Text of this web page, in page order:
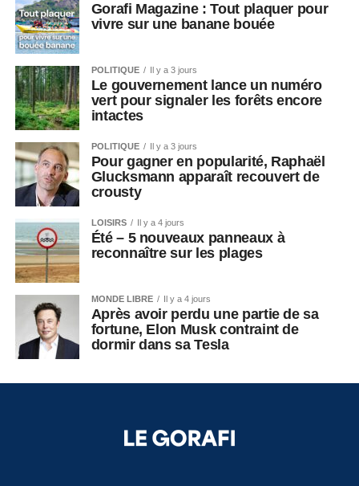
Gorafi Magazine : Tout plaquer pour
vivre sur une banane bouée
POLITIQUE Il y a 3 jours
Le gouvernement lance un numéro
vert pour signaler les forêts encore
intactes
POLITIQUE Il y a 3 jours
Pour gagner en popularité, Raphaël
Glucksmann apparaît recouvert de
crousty
LOISIRS Il y a 4 jours
Été – 5 nouveaux panneaux à
reconnaître sur les plages
MONDE LIBRE Il y a 4 jours
Après avoir perdu une partie de sa
fortune, Elon Musk contraint de
dormir dans sa Tesla